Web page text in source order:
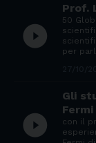
play_circle_filled
Prof.
50
per
play_circle_filled
Gli
con il